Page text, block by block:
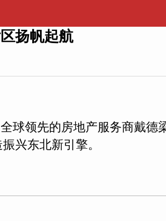
扬帆起航
领先的房地产服务商戴德
兴东北新引擎。